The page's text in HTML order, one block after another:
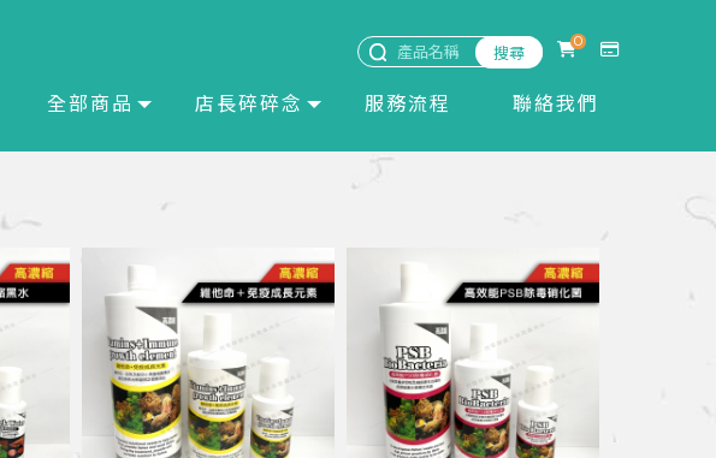
0
全部商品 店長碎碎念 服務流程 聯絡我們